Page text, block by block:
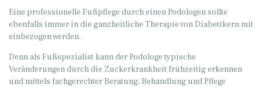
Eine professionelle Fußpflege durch einen Podologen sollte
ebenfalls immer in die ganzheitliche Therapie von Diabetikern mit
einbezogen werden.
Denn als Fußspezialist kann der Podologe typische
Veränderungen durch die Zuckerkrankheit frühzeitig erkennen
und mittels fachgerechter Beratung, Behandlung und Pflege